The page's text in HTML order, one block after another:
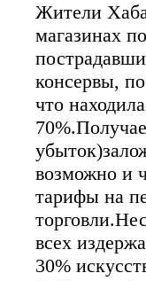
Жители
магазинах
консервы,
что
возможно и
тарифы на
всех
30%